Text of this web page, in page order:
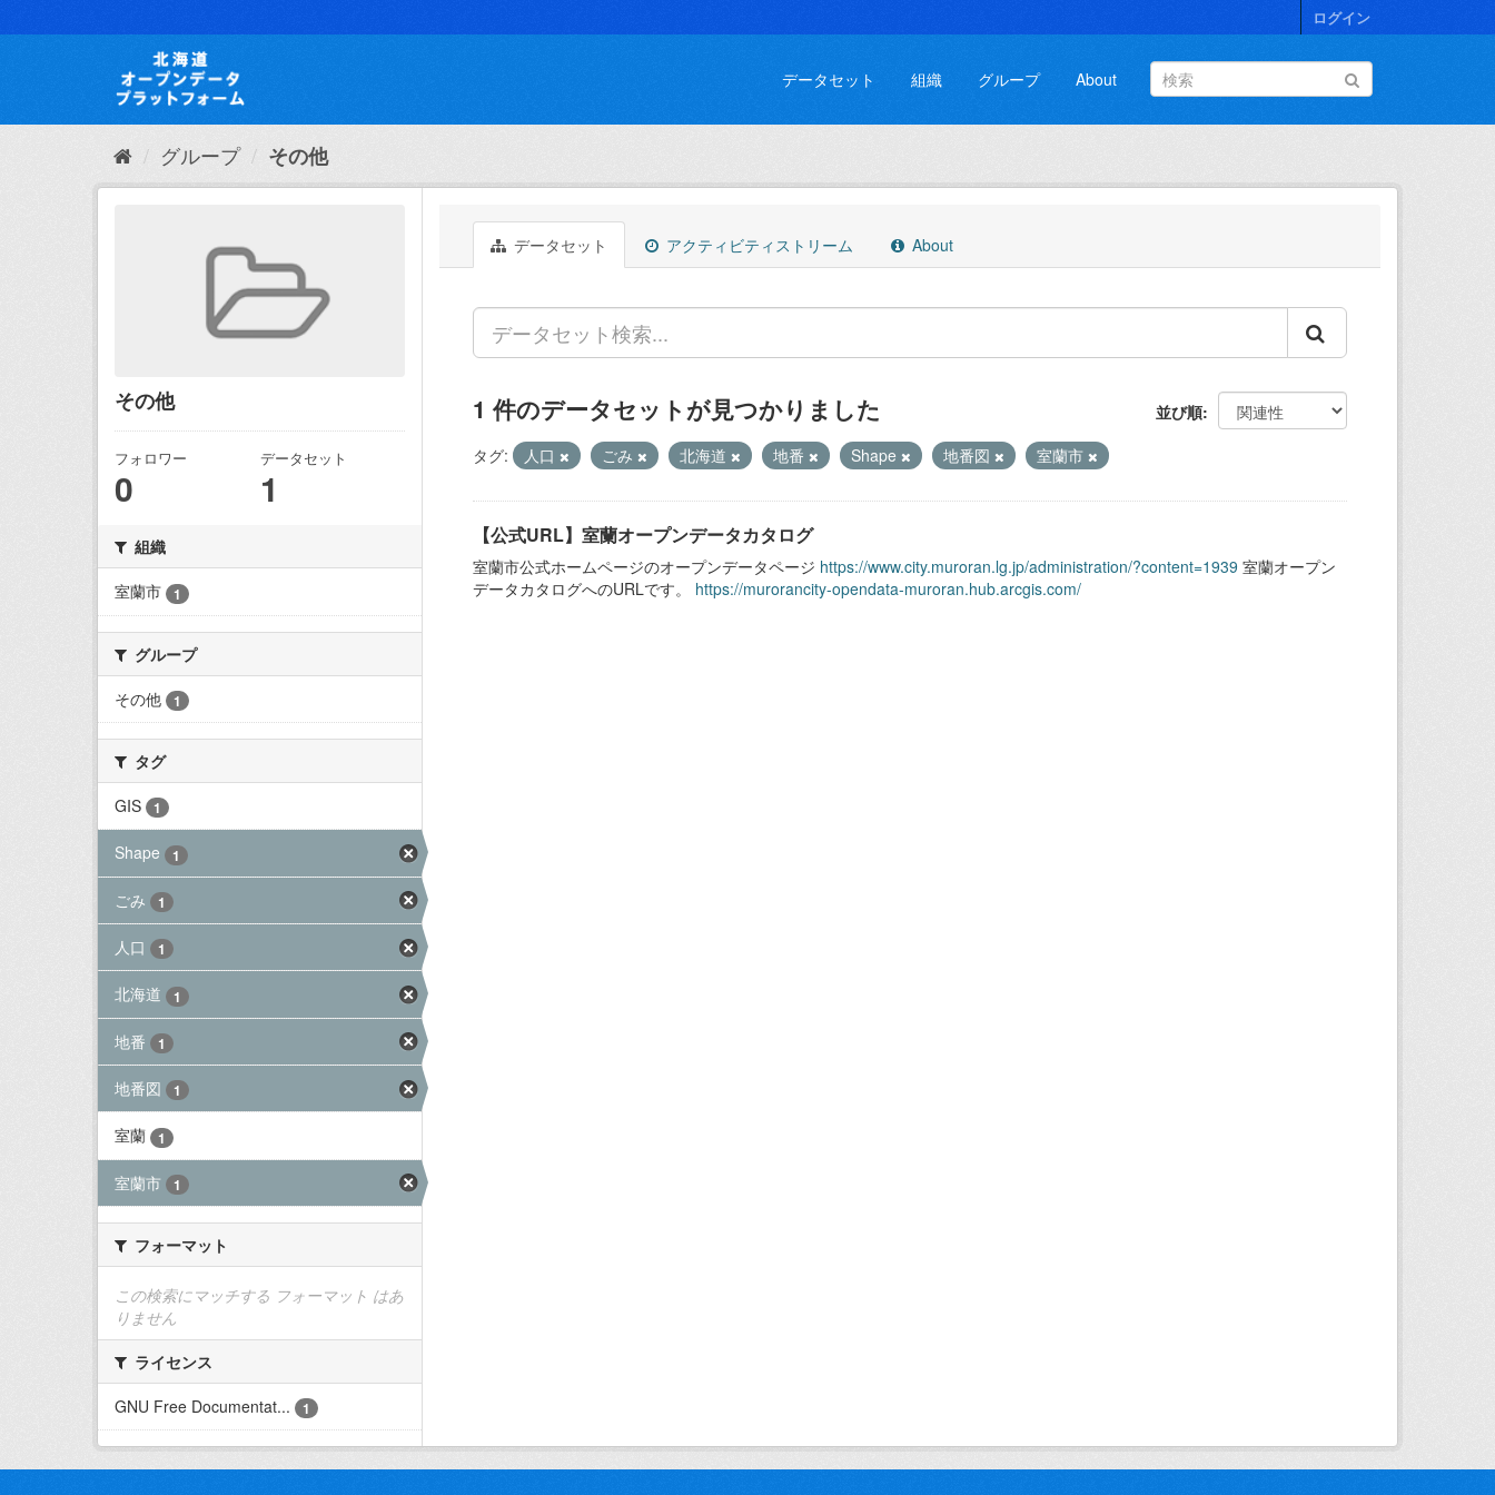
キ
て
ログイン
データセット 組織 グループ About
グループ その他
その他
フォロワー
0
データセット
1
組織
室蘭市
1
グループ
その他
1
タグ
GIS
1
Shape 1
ごみ 1
人口 1
北海道 1
地番 1
地番図 1
室蘭 1
室蘭市 1
フォーマット
この検索にマッチする フォーマット はあ
りません
ライセンス
GNU Free Documentat...
1
データセット アクティビティストリーム About
並び順
1 件のデータセットが見つかりました
タグ: 人口 ごみ 北海道 地番 Shape 地番図 室蘭市
【公式URL】室蘭オープンデータカタログ
室蘭市公式ホームページのオープンデータページ https://www.city.muroran.lg.jp/administration/?content=1939 室蘭オープン
データカタログへのURLです。 https://murorancity-opendata-muroran.hub.arcgis.com/